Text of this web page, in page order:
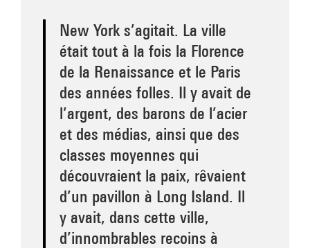
New York s’agitait. La ville
était tout à la fois la Florence
de la Renaissance et le Paris
des années folles. Il y avait de
l’argent, des barons de l’acier
et des médias, ainsi que des
classes moyennes qui
découvraient la paix, rêvaient
d’un pavillon à Long Island. Il
y avait, dans cette ville,
d’innombrables recoins à